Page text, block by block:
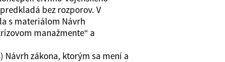
bez rozporov. V
s materiálom Návrh
manažmente“ a
Návrh zákona, ktorým sa mení a